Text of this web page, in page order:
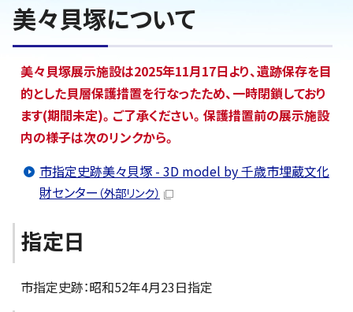
美々貝塚について
美々貝塚展示施設は2025年11月17日より、遺跡保存を目
的とした貝層保護措置を行なったため、一時閉鎖しており
ます(期間未定)。ご了承ください。保護措置前の展示施設
内の様子は次のリンクから。
市指定史跡美々貝塚 - 3D model by 千歳市埋蔵文化
財センター（外部リンク）
指定日
市指定史跡：昭和52年4月23日指定